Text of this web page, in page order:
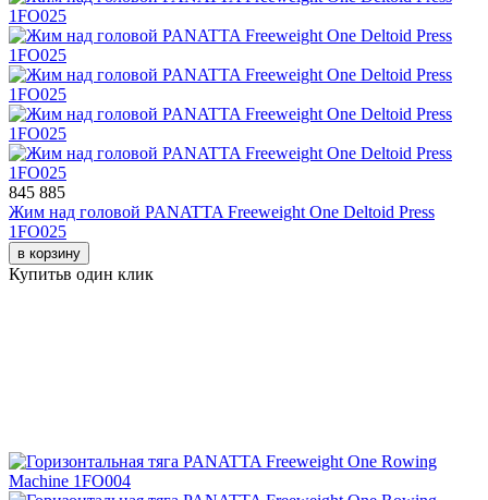
845 885
Жим над головой PANATTA Freeweight One Deltoid Press
1FO025
в корзину
Купитьв один клик